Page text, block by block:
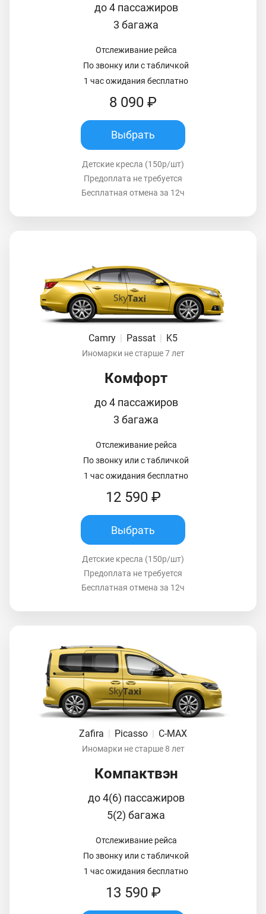
до 4 пассажиров
3 багажа
Отслеживание рейса
По звонку или с табличкой
1 час ожидания бесплатно
8 090 ₽
Выбрать
Детские кресла (150р/шт)
Предоплата не требуется
Бесплатная отмена за 12ч
Camry Passat K5
Иномарки не старше 7 лет
Комфорт
до 4 пассажиров
3 багажа
Отслеживание рейса
По звонку или с табличкой
1 час ожидания бесплатно
12 590 ₽
Выбрать
Детские кресла (150р/шт)
Предоплата не требуется
Бесплатная отмена за 12ч
Zafira | Picasso | C-MAX
Иномарки не старше 8 лет
Компактвэн
до 4(6) пассажиров
5(2) багажа
Отслеживание рейса
По звонку или с табличкой
1 час ожидания бесплатно
13 590 ₽